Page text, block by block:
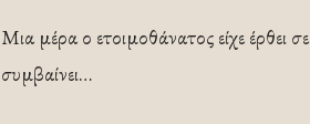
Μια μέρα ο ετοιμοθάνατος είχε έρθει
συμβαίνει…